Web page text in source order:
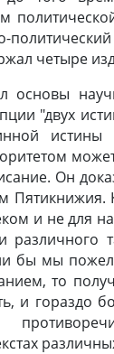
четыре
основы
"двух
Он
и не для
различного
бы мы
то
и гораздо